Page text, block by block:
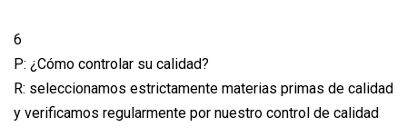
6
P: ¿Cómo controlar su calidad?
R: seleccionamos estrictamente materias primas de calidad
y verificamos regularmente por nuestro control de calidad